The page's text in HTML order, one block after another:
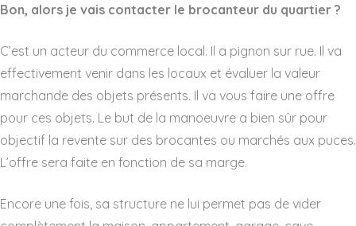
Bon, alors je vais contacter le brocanteur du quartier ?
C’est un acteur du commerce local. Il a pignon sur rue. Il va
effectivement venir dans les locaux et évaluer la valeur
marchande des objets présents. Il va vous faire une offre
pour ces objets. Le but de la manoeuvre a bien sûr pour
objectif la revente sur des brocantes ou marchés aux puces.
L’offre sera faite en fonction de sa marge.
Encore une fois, sa structure ne lui permet pas de vider